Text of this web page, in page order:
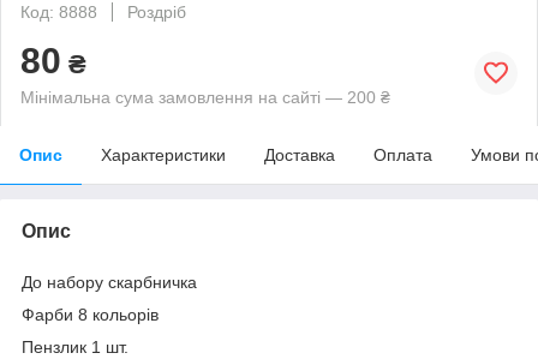
Код: 8888
Роздріб
80 ₴
Мінімальна сума замовлення на сайті — 200 ₴
Опис Характеристики Доставка Оплата Умови
Опис
До набору скарбничка
Фарби 8 кольорів
Пензлик 1 шт.